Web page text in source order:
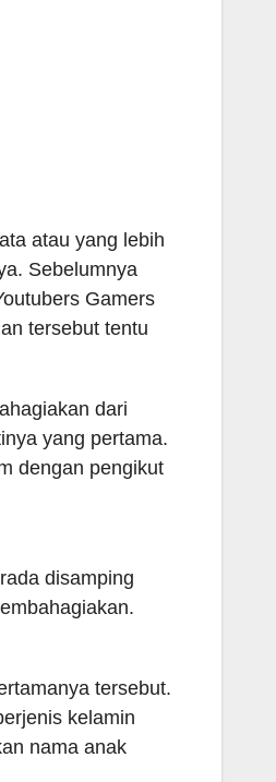
atau yang lebih
Sebelumnya
Gamers
tersebut tentu
dari
yang pertama.
dengan pengikut
disamping
tersebut.
kelamin
nama anak